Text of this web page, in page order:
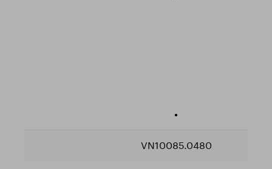
•
VN10085.0480